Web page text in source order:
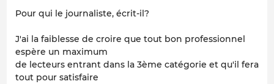
Pour qui le journaliste, écrit-il?
J'ai la faiblesse de croire que tout bon professionnel
espère un maximum
de lecteurs entrant dans la 3ème catégorie et qu'il fera
tout pour satisfaire